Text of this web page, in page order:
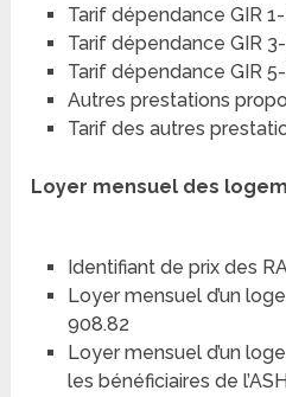
Tarif dépendance GIR
Tarif dépendance GIR
Tarif dépendance GIR
Autres prestations
Tarif des autres
Loyer mensuel des
Identifiant de prix des
Loyer mensuel d’un
908.82
Loyer mensuel d’un
les bénéficiaires de